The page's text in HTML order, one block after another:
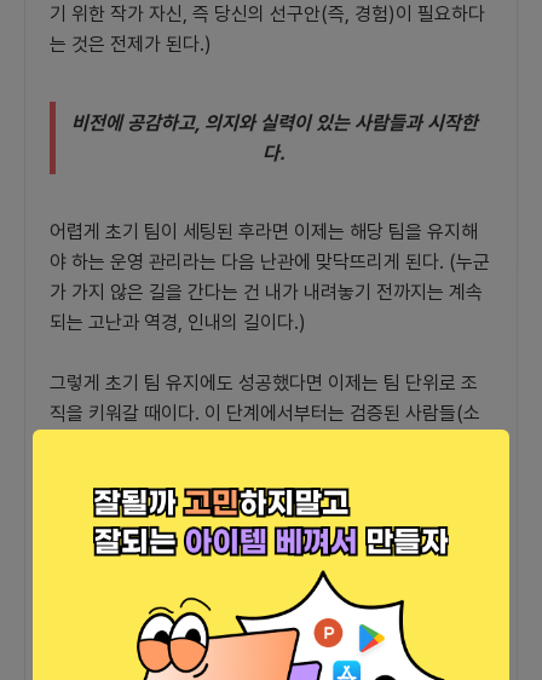
기 위한 작가 자신, 즉 당신의 선구안(즉, 경험)이 필요하다
는 것은 전제가 된다.)
비전에 공감하고, 의지와 실력이 있는 사람들과 시작한
다.
어렵게 초기 팀이 세팅된 후라면 이제는 해당 팀을 유지해
야 하는 운영 관리라는 다음 난관에 맞닥뜨리게 된다. (누군
가 가지 않은 길을 간다는 건 내가 내려놓기 전까지는 계속
되는 고난과 역경, 인내의 길이다.)
그렇게 초기 팀 유지에도 성공했다면 이제는 팀 단위로 조
직을 키워갈 때이다. 이 단계에서부터는 검증된 사람들(소
스 자체에 대한 비전에 공감하여 스스로 찾아오게 되는 상
황이며 이때 잊지 말아야 할 것은 당신의 비전을 믿고 찾아
와준 이들에 대한 감사함이겠다.
(잠깐. 다시 한번 복기하면 최상은 이미 함께 일을 해보아
검증된 사람이거나 소개/연계를 통해 비전과 의지, 실력에
인성까지 갖춘 이들이겠으나 한 다리던 두 다리던 관계에는